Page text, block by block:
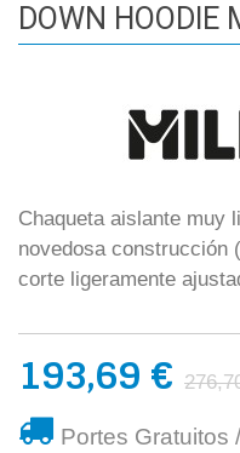
DOWN HOODIE
Chaqueta aislante muy
novedosa construcción
corte ligeramente
193,69 €
Portes Gratuitos